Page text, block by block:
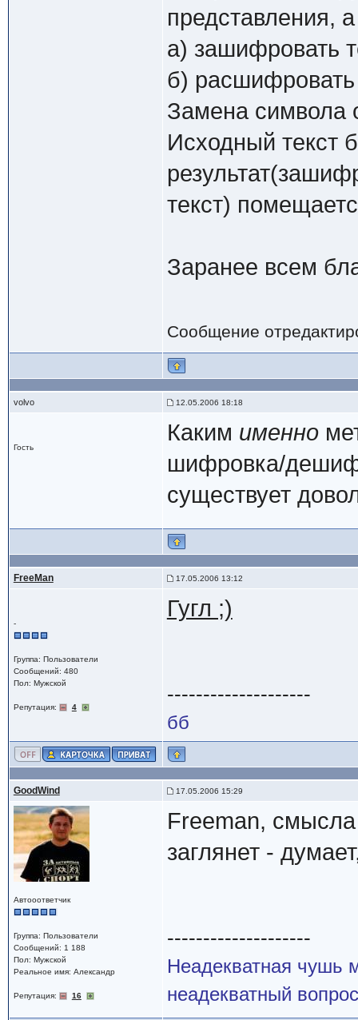
представления,
а) зашифровать
б) расшифровать
Замена символа
Исходный текст
текст)
Заранее всем
Сообщение
volvo 12.05.2006 18:18
Гость
Каким именно
шифровка/
существует
FreeMan 17.05.2006 13:12
-
Группа: Пользователи
Сообщений: 480
Пол: Мужской
Репутация: 4
Гугл ;)
--------------------
бб
GoodWind 17.05.2006 15:29
Автооответчик
Группа: Пользователи
Сообщений: 1 188
Пол: Мужской
Реальное имя: Александр
Репутация: 16
Freeman,
заглянет -
--------------------
Неадекватная чушь
неадекватный